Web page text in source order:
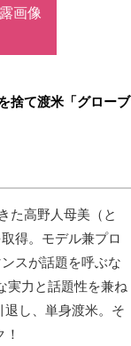
画像
捨て渡米「グローブ
た高野人母美（と
得。モデル兼プロ
スが話題を呼ぶな
実力と話題性を兼ね
し、単身渡米。そ